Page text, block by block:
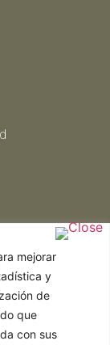
mejorar
y
de
que
con sus